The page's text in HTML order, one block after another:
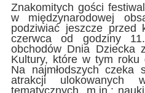
Znakomitych gości
w międzynarodowej
podziwiać jeszcze przed
czerwca od godziny
obchodów Dnia Dziecka
Kultury, które w tym roku
Na najmłodszych czeka
atrakcji ulokowanych
tematycznych, m.in.: